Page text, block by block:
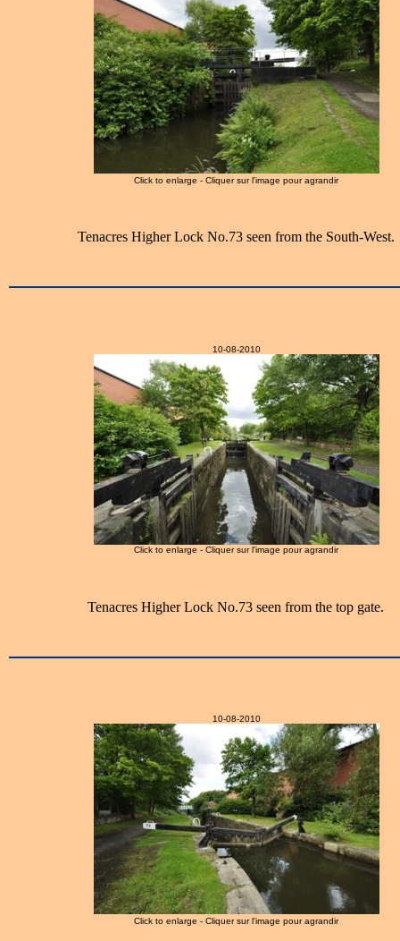
Click to enlarge - Cliquer sur l'image pour agrandir
Tenacres Higher Lock No.73 seen from the South-West.
10-08-2010
Click to enlarge - Cliquer sur l'image pour agrandir
Tenacres Higher Lock No.73 seen from the top gate.
10-08-2010
Click to enlarge - Cliquer sur l'image pour agrandir